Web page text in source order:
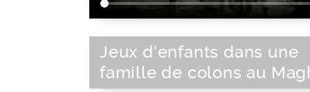
Jeux d'enfants dans une
famille de colons au